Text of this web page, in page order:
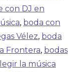
con DJ en
, boda con
Vélez, boda
Frontera, bodas
la música